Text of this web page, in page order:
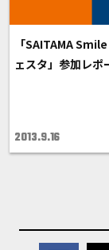
「SAITAMA
ェスタ」参加レポ
2013.9.16